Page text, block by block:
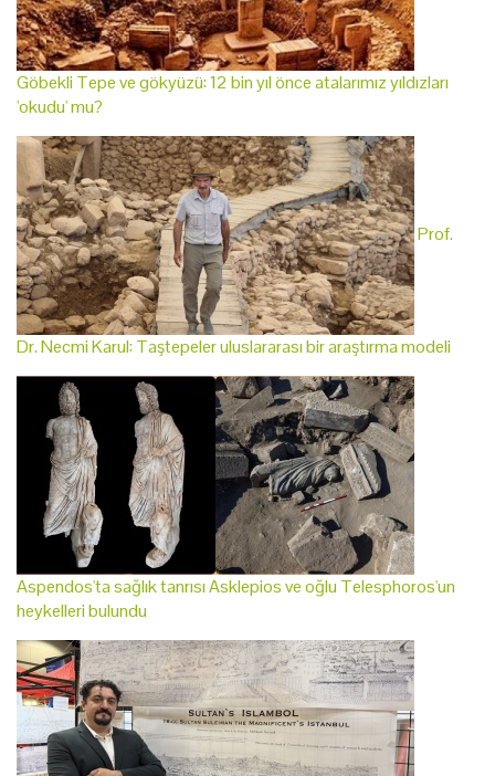
Göbekli Tepe ve gökyüzü: 12 bin yıl önce atalarımız yıldızları
'okudu' mu?
Prof.
Dr. Necmi Karul: Taştepeler uluslararası bir araştırma modeli
Aspendos'ta sağlık tanrısı Asklepios ve oğlu Telesphoros'un
heykelleri bulundu